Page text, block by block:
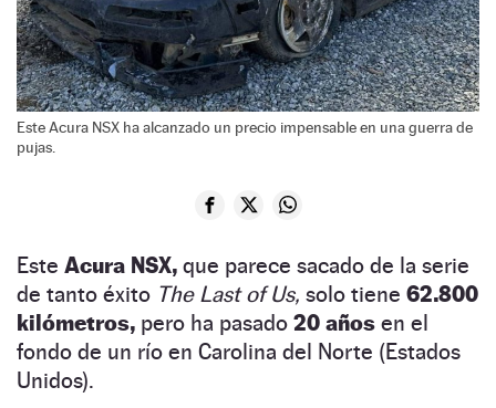
Este Acura NSX ha alcanzado un precio impensable en una guerra de
pujas.
Este Acura NSX, que parece sacado de la serie
de tanto éxito The Last of Us, solo tiene 62.800
kilómetros, pero ha pasado 20 años en el
fondo de un río en Carolina del Norte (Estados
Unidos).